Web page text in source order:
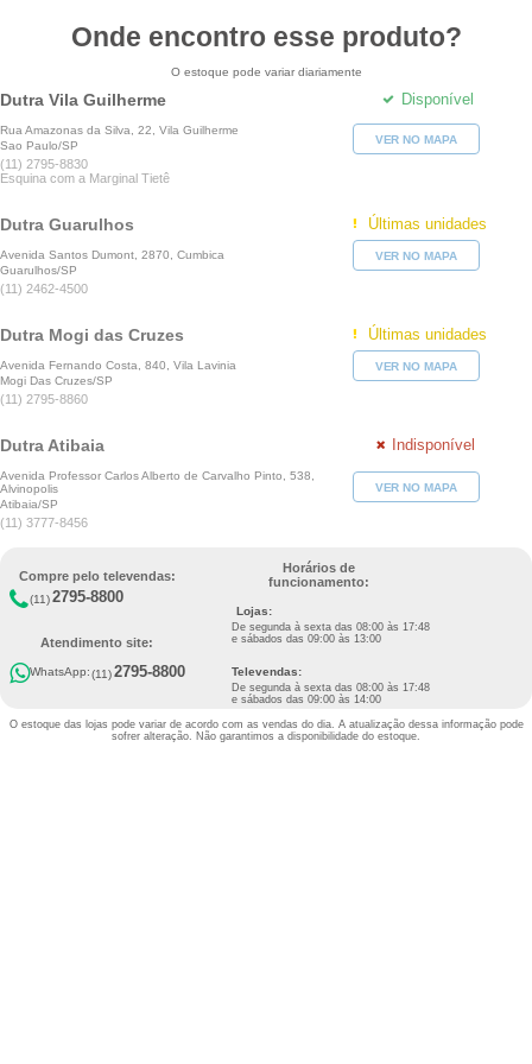
Onde encontro esse produto?
O estoque pode variar diariamente
Dutra Vila Guilherme
Rua Amazonas da Silva, 22, Vila Guilherme
Sao Paulo/SP
(11) 2795-8830
Esquina com a Marginal Tietê
Disponível
VER NO MAPA
Dutra Guarulhos
Avenida Santos Dumont, 2870, Cumbica
Guarulhos/SP
(11) 2462-4500
Últimas unidades
VER NO MAPA
Dutra Mogi das Cruzes
Avenida Fernando Costa, 840, Vila Lavinia
Mogi Das Cruzes/SP
(11) 2795-8860
Últimas unidades
VER NO MAPA
Dutra Atibaia
Avenida Professor Carlos Alberto de Carvalho Pinto, 538,
Alvinopolis
Atibaia/SP
(11) 3777-8456
Indisponível
VER NO MAPA
Compre pelo televendas:
(11)2795-8800
Atendimento site:
WhatsApp:(11)2795-8800
Horários de
funcionamento:
Lojas:
De segunda à sexta das 08:00 às 17:48
e sábados das 09:00 às 13:00
Televendas:
De segunda à sexta das 08:00 às 17:48
e sábados das 09:00 às 14:00
O estoque das lojas pode variar de acordo com as vendas do dia. A atualização dessa informação pode
sofrer alteração. Não garantimos a disponibilidade do estoque.